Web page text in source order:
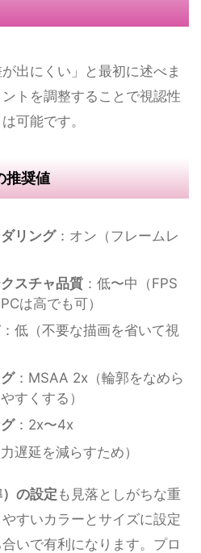
出にくい」と最初に述べま
トを調整することで視認性
可能です。
推奨値
リング：オン（フレームレ
スチャ品質 ：低〜中（FPS
は高でも可）
：低（不要な描画を省いて視
：MSAA 2x（輪郭をなめら
すくする）
：2x〜4x
遅延を減らすため）
の設定 も見落としがちな重
すいカラーとサイズに設定
いで有利になります。プロ